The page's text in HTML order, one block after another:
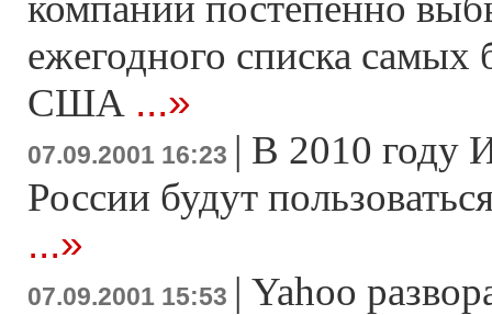
ежегодного списка самых
США ...»
07.09.2001 16:23 | В 2010 году
России будут
...»
07.09.2001 15:53 | Yahoo